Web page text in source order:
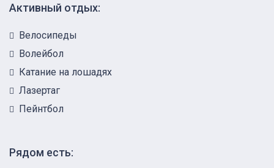
Активный отдых:
Велосипеды
Волейбол
Катание на лошадях
Лазертаг
Пейнтбол
Рядом есть: